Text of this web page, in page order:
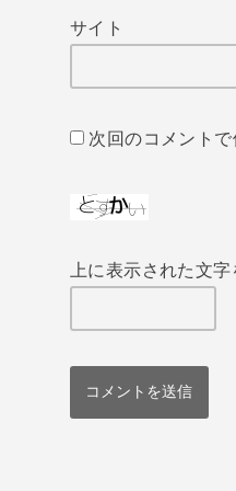
サイト
次回のコメント
上に表示された文